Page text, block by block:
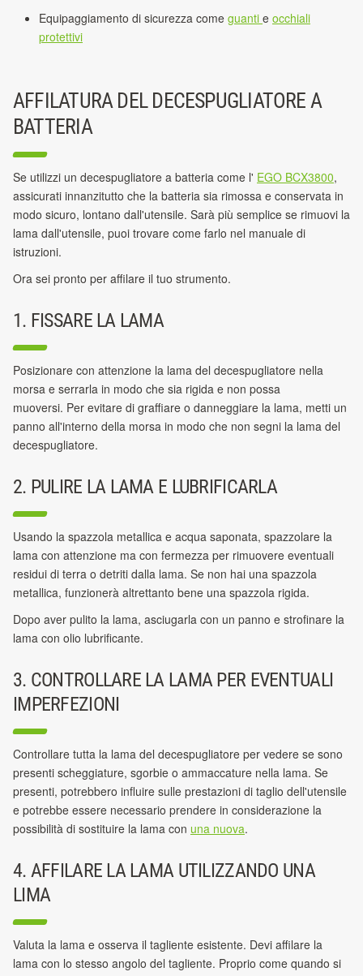
Equipaggiamento di sicurezza come guanti e occhiali
protettivi
AFFILATURA DEL DECESPUGLIATORE A
BATTERIA
Se utilizzi un decespugliatore a batteria come l' EGO BCX3800,
assicurati innanzitutto che la batteria sia rimossa e conservata in
modo sicuro, lontano dall'utensile. Sarà più semplice se rimuovi la
lama dall'utensile, puoi trovare come farlo nel manuale di
istruzioni.
Ora sei pronto per affilare il tuo strumento.
1. FISSARE LA LAMA
Posizionare con attenzione la lama del decespugliatore nella
morsa e serrarla in modo che sia rigida e non possa
muoversi. Per evitare di graffiare o danneggiare la lama, metti un
panno all'interno della morsa in modo che non segni la lama del
decespugliatore.
2. PULIRE LA LAMA E LUBRIFICARLA
Usando la spazzola metallica e acqua saponata, spazzolare la
lama con attenzione ma con fermezza per rimuovere eventuali
residui di terra o detriti dalla lama. Se non hai una spazzola
metallica, funzionerà altrettanto bene una spazzola rigida.
Dopo aver pulito la lama, asciugarla con un panno e strofinare la
lama con olio lubrificante.
3. CONTROLLARE LA LAMA PER EVENTUALI
IMPERFEZIONI
Controllare tutta la lama del decespugliatore per vedere se sono
presenti scheggiature, sgorbie o ammaccature nella lama. Se
presenti, potrebbero influire sulle prestazioni di taglio dell'utensile
e potrebbe essere necessario prendere in considerazione la
possibilità di sostituire la lama con una nuova.
4. AFFILARE LA LAMA UTILIZZANDO UNA
LIMA
Valuta la lama e osserva il tagliente esistente. Devi affilare la
lama con lo stesso angolo del tagliente. Proprio come quando si